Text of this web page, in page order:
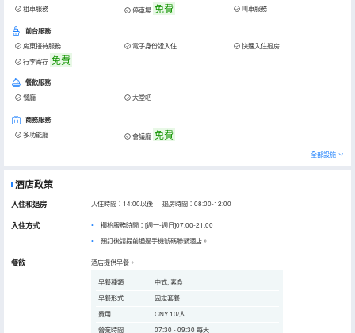
租車服務 停車場 免費 叫車服務
前台服務
房東接待服務 電子身份證入住
快速入住退房
行李寄存 免費
餐飲服務
餐廳 大堂吧
商務服務
多功能廳 會議廳 免費
全部設施
酒店政策
入住和退房 入住時間：14:00以後 退房時間：08:00-12:00
入住方式
櫃枱服務時間：[週一-週日]07:00-21:00
預訂後請提前通過手機號碼聯繫酒店。
餐飲 酒店提供早餐。
早餐種類
中式, 素食
早餐形式
固定套餐
費用
CNY 10/人
營業時間
07:30 - 09:30 每天